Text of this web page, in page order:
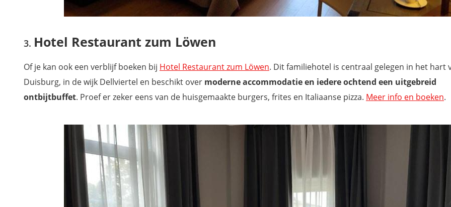
Hotel Restaurant zum Löwen
Of je kan ook een verblijf boeken bij Hotel Restaurant zum Löwen. Dit familiehotel is centraal gelegen in het hart
Duisburg, in de wijk Dellviertel en beschikt over moderne accommodatie en iedere ochtend een uitgebreid
ontbijtbuffet. Proef er zeker eens van de huisgemaakte burgers, frites en Italiaanse pizza. Meer info en boeken.